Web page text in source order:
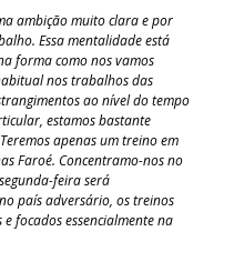
ambição muito clara e por
Essa mentalidade está
forma como nos vamos
nos trabalhos das
ao nível do tempo
estamos bastante
apenas um treino em
Faroé. Concentramo-nos no
feira será
país adversário, os treinos
focados essencialmente na